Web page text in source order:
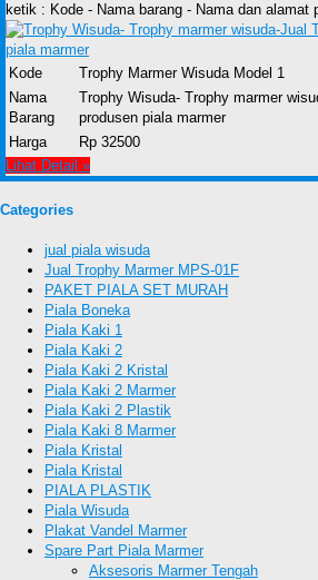
ketik : Kode - Nama barang - Nama dan alamat
Kode
Trophy Marmer Wisuda Model 1
Nama
Barang
Trophy Wisuda- Trophy marmer
produsen piala marmer
Harga
Rp 32500
Lihat Detail »
Categories
jual piala wisuda
Jual Trophy Marmer MPS-01F
PAKET PIALA SET MURAH
Piala Boneka
Piala Kaki 1
Piala Kaki 2
Piala Kaki 2 Kristal
Piala Kaki 2 Marmer
Piala Kaki 2 Plastik
Piala Kaki 8 Marmer
Piala Kristal
Piala Kristal
PIALA PLASTIK
Piala Wisuda
Plakat Vandel Marmer
Spare Part Piala Marmer
Aksesoris Marmer Tengah